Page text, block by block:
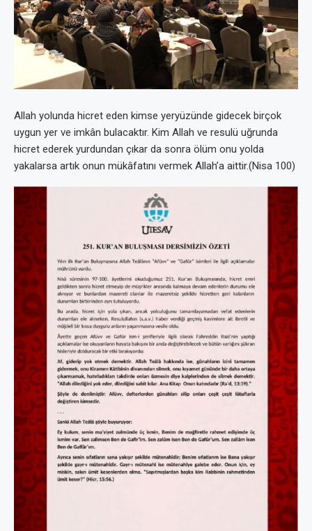
Allah yolunda hicret eden kimse yeryüzünde gidecek birçok
uygun yer ve imkân bulacaktır. Kim Allah ve resulü uğrunda
hicret ederek yurdundan çıkar da sonra ölüm onu yolda
yakalarsa artık onun mükâfatını vermek Allah’a aittir.(Nisa 100)